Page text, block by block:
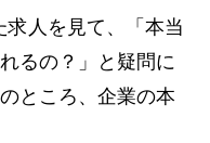
求人を見て、「本当
るの？」と疑問に
ところ、企業の本